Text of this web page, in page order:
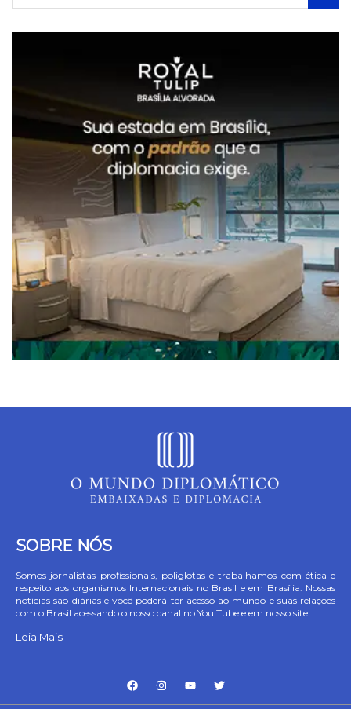
SOBRE NÓS
Somos jornalistas profissionais, poliglotas e trabalhamos com ética e
respeito aos organismos Internacionais no Brasil e em Brasília. Nossas
notícias são diárias e você poderá ter acesso ao mundo e suas relações
com o Brasil acessando o nosso canal no You Tube e em nosso site.
Leia Mais